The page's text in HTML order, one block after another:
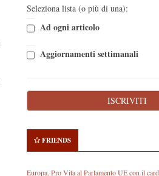
Seleziona lista (o più di una):
Ad ogni articolo
Aggiornamenti settimanali
FRIENDS
Europa. Pro Vita al Parlamento UE con il